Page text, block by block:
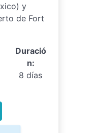
y
de Fort
Duració
n:
8 días